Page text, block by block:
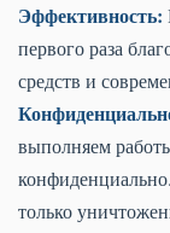
Эффективность:
первого раза
средств и
выполняем
только